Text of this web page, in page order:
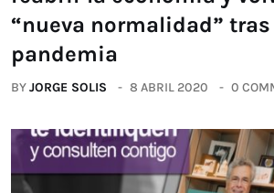
“nueva normalidad”
pandemia
BYJORGE SOLIS 8 ABRIL 2020 0